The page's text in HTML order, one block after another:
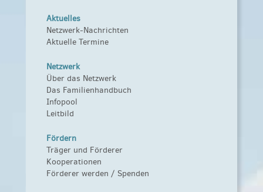
Aktuelles
Netzwerk-Nachrichten
Aktuelle Termine
Netzwerk
Über das Netzwerk
Das Familienhandbuch
Infopool
Leitbild
Fördern
Träger und Förderer
Kooperationen
Förderer werden / Spenden